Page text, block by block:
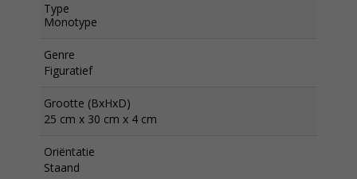
Type
Monotype
Genre
Figuratief
Grootte (BxHxD)
25 cm x 30 cm x 4 cm
Oriëntatie
Staand